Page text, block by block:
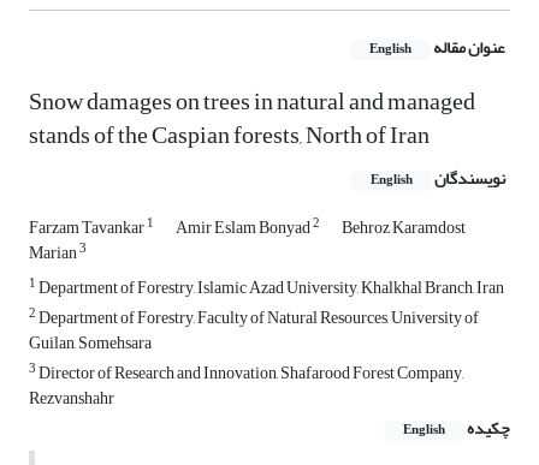
عنوان مقاله English
Snow damages on trees in natural and managed
stands of the Caspian forests, North of Iran
نویسندگان English
Farzam Tavankar1 Amir Eslam Bonyad2 Behroz Karamdost
Marian3
1Department of Forestry, Islamic Azad University, Khalkhal Branch, Iran
2Department of Forestry, Faculty of Natural Resources, University of
Guilan, Somehsara
3Director of Research and Innovation, Shafarood Forest Company,
Rezvanshahr
چکیده
English